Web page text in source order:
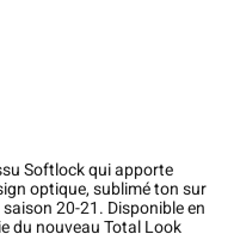
Softlock qui apporte
optique, sublimé ton sur
20-21. Disponible en
du nouveau Total Look